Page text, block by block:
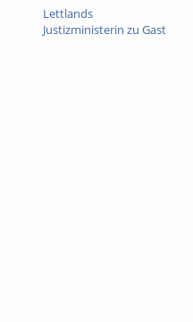
Lettlands
Justizministerin zu Gast